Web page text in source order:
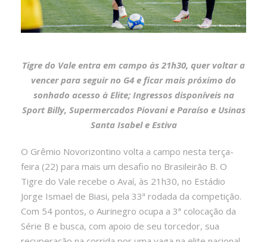
Tigre do Vale entra em campo às 21h30, quer voltar a
vencer para seguir no G4 e ficar mais próximo do
sonhado acesso à Elite; Ingressos disponíveis na
Sport Billy, Supermercados Piovani e Paraíso e Usinas
Santa Isabel e Estiva
O Grêmio Novorizontino volta a campo nesta terça-
feira (22) para mais um desafio no Brasileirão B. O
Tigre do Vale recebe o Avaí, às 21h30, no Estádio
Jorge Ismael de Biasi, pela 33ª rodada da competição.
Com 54 pontos, o Aurinegro ocupa a 3ª colocação da
Série B e busca, com apoio de seu torcedor, sua